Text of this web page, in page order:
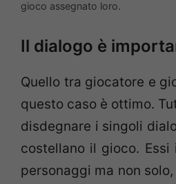
gioco assegnato loro.
Il dialogo è
Quello tra giocatore e
questo caso è ottimo.
disdegnare i singoli
costellano il gioco.
personaggi ma non